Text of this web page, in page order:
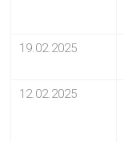
19.02.2025
12.02.2025